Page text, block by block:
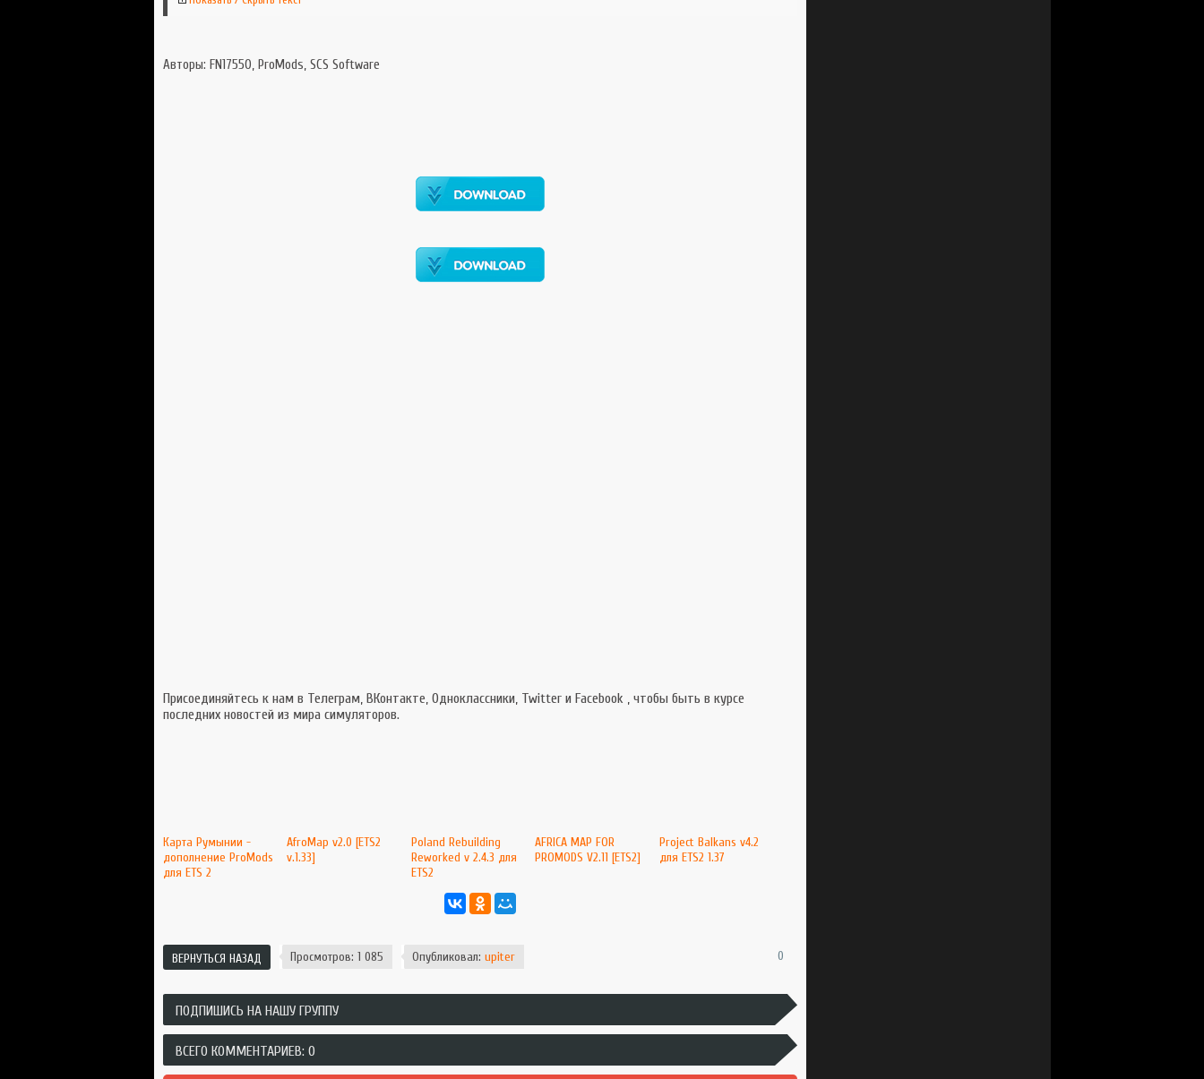
Авторы: FN17550, ProMods, SCS Software
Присоединяйтесь к нам в Телеграм, ВКонтакте, Одноклассники, Twitter и Facebook , чтобы быть в курсе
последних новостей из мира симуляторов.
Карта Румынии -
дополнение ProMods
для ETS 2
AfroMap v2.0 [ETS2
v.1.33]
Poland Rebuilding
Reworked v 2.4.3 для
ETS2
AFRICA MAP FOR
PROMODS V2.11 [ETS2]
Project Balkans v4.2
для ETS2 1.37
ВЕРНУТЬСЯ НАЗАД Просмотров: 1 085 Опубликовал: upiter 0
ПОДПИШИСЬ НА НАШУ ГРУППУ
ВСЕГО КОММЕНТАРИЕВ: 0